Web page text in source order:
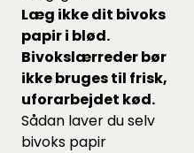
Læg ikke dit bivoks
papir i blød.
Bivokslærreder bør
ikke bruges til frisk,
uforarbejdet kød.
Sådan laver du selv
bivoks papir